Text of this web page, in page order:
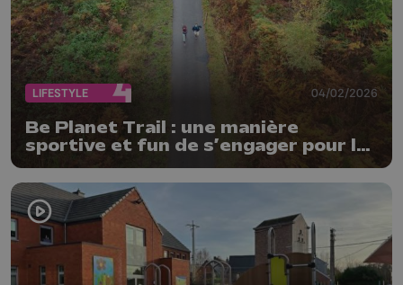
LIFESTYLE 04/02/2026
Be Planet Trail : une manière
sportive et fun de s’engager pour la
nature !